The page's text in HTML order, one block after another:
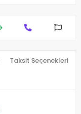
Taksit Seçenekleri